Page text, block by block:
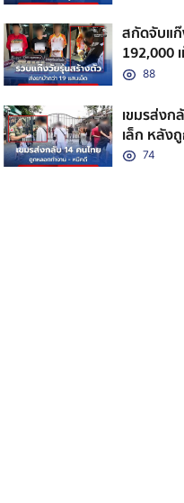
สกัดจับแ
192,000
จังหวัด
88
เขมรส่งกลับ 14 ค
เล็ก หลัง
กับอาชญา
74